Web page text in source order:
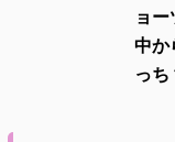
ョ
中か
っち